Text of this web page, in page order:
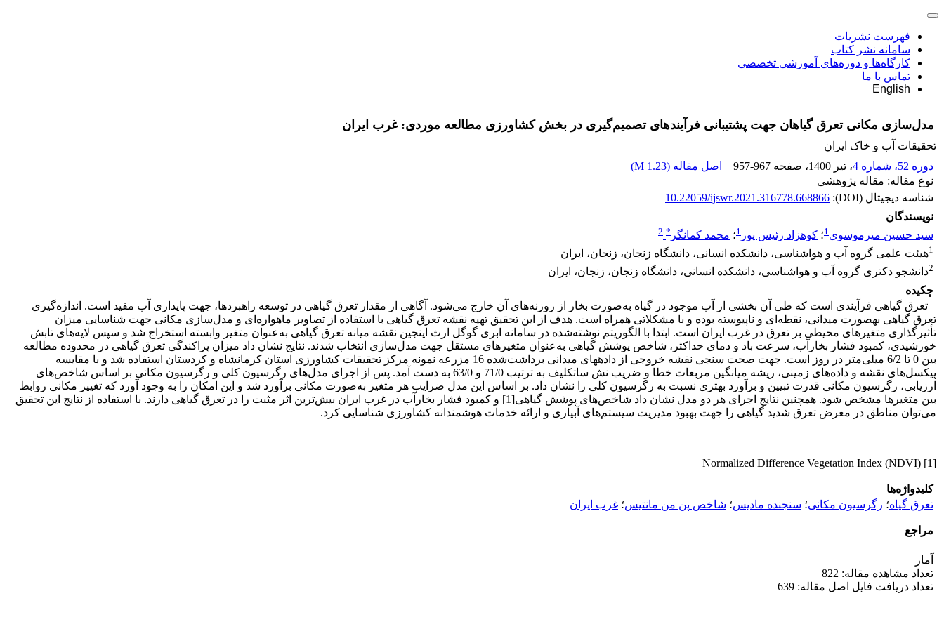
فهرست نشریات
سامانه نشر کتاب
کارگاه‌ها و دوره‌های آموزشی تخصصی
تماس با ما
English
مدل‌سازی مکانی تعرق گیاهان جهت پشتیبانی فرآیندهای تصمیم‌گیری در بخش کشاورزی مطالعه موردی: غرب ایران
تحقیقات آب و خاک ایران
دوره 52، شماره 4
، تیر 1400 ، صفحه 957-967 اصل مقاله (1.23 M
)
نوع مقاله: مقاله پژوهشی
شناسه دیجیتال (DOI):
10.22059/ijswr.2021.316778.668866
نویسندگان
سید حسین میرموسوی1؛ کوهزاد رئیس پور 1؛ محمد کمانگر *
2
1هیئت علمی گروه آب و هواشناسی، دانشکده انسانی، دانشگاه زنجان، زنجان، ایران
2دانشجو دکتری گروه آب و هواشناسی، دانشکده انسانی، دانشگاه زنجان، زنجان، ایران
چکیده
تعرق گیاهی فرآیندی است که طی آن بخشی از آب موجود در گیاه به‌صورت بخار از روزنه‌های آن خارج می‌شود. آگاهی از مقدار­ تعرق گیاهی در توسعه راهبردها، جهت پایداری آب مفید است. اندازه‌گیری
تعرق گیاهی به­صورت میدانی، نقطه‌ای و ناپیوسته بوده و با مشکلاتی همراه است. هدف از این تحقیق تهیه نقشه تعرق گیاهی با استفاده از تصاویر ماهواره‌ای و مدل‌سازی مکانی جهت شناسایی میزان
تأثیرگذاری متغیرهای محیطی بر تعرق در غرب ایران است. ابتدا با الگوریتم نوشته‌شده در سامانه ابری گوگل ارث اینجین نقشه میانه تعرق گیاهی به‌عنوان متغیر وابسته استخراج شد و سپس لایه‌های تابش
خورشیدی، کمبود فشار بخارآب، سرعت باد و دمای حداکثر، شاخص پوشش گیاهی به‌عنوان متغیرهای مستقل جهت مدل‌سازی انتخاب شدند. نتایج نشان داد میزان پراکندگی تعرق گیاهی در محدوده مطالعه
بین 0 تا 6/2 میلی‌متر در روز است. جهت صحت سنجی نقشه خروجی از داده­های میدانی برداشت‌شده 16 مزرعه نمونه مرکز تحقیقات کشاورزی استان کرمانشاه و کردستان استفاده شد و با مقایسه
پیکسل‌های نقشه و داده‌های زمینی، ریشه میانگین مربعات خطا و ضریب نش ساتکلیف به ترتیب 71/0 و 63/0 به دست آمد. پس از اجرای مدل‌های رگرسیون کلی و رگرسیون مکانی بر اساس شاخص‌های
ارزیابی، رگرسیون مکانی قدرت تبیین و برآورد بهتری نسبت به رگرسیون کلی را نشان داد. بر اساس این مدل ضرایب هر متغیر به‌صورت مکانی برآورد شد و این امکان را به وجود آورد که تغییر مکانی روابط
بین متغیرها مشخص شود. همچنین نتایج اجرای هر دو مدل نشان داد شاخص‌های پوشش گیاهی[1] و کمبود فشار بخارآب در غرب ایران بیش‌ترین اثر مثبت را در تعرق گیاهی دارند. با استفاده از نتایج این تحقیق
می‌توان مناطق در معرض تعرق شدید گیاهی را جهت بهبود مدیریت سیستم‌های آبیاری و ارائه خدمات هوشمندانه کشاورزی شناسایی کرد.
[1] Normalized Difference Vegetation Index (NDVI)
کلیدواژه‌ها
تعرق گیاه؛ رگرسیون مکانی؛ سنجنده مادیس؛ شاخص پن من مانتیس؛ غرب ایران
مراجع
آمار
تعداد مشاهده مقاله: 822
تعداد دریافت فایل اصل مقاله: 639